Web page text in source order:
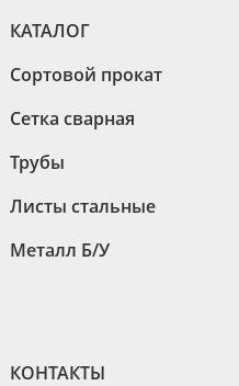
КАТАЛОГ
Сортовой прокат
Сетка сварная
Трубы
Листы стальные
Металл Б/У
КОНТАКТЫ